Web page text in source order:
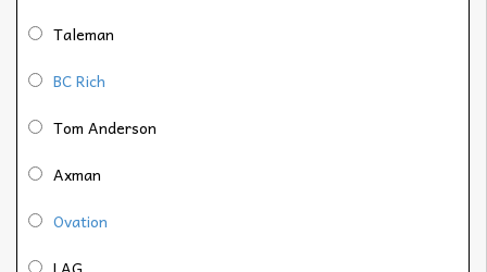
Taleman
BC Rich
Tom Anderson
Axman
Ovation